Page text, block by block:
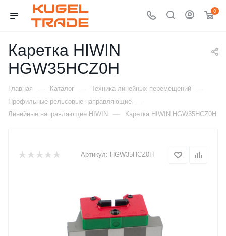
0
Каретка HIWIN
HGW35HCZ0H
Главная — Каталог — Техника линейных перемещений —
Профильные рельсовые направляющие —
Линейные направляющие HIWIN — Каретка HIWIN HGW35HCZ0H
Артикул: HGW35HCZ0H